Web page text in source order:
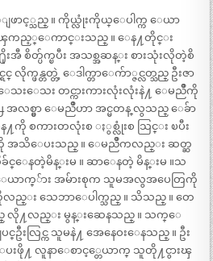
ျဖာင့္သည္ ။ ကိုယ္လုံးကိုယ္ေပါက္က ေယာ
႔ ၾကည့္ေကာင္းသည္ ။ ေန႔တိုင္း
အီ စိတ္ပ်က္ၿပီး အသစ္အဆန္း စားသုံးလိုတဲ့စိ
လိုက္ဖန္တတ္တဲ့ ေဒါက္တာေက်ာ္ဇင္လတ္သည္ ဦးဇာ
သးေသး တင္ကားကားလုံးလုံးနဲ႔ ေမညိဳကို
႕ အလစ္မွာ ေမညိဳဟာ အင္မတန္ လွသည္ ေခ်ာ
ကို စကားတလုံးစ ႏွစ္လုံးစ သြင္း ၿပီး
အသိေပးသည္ ။ ေမညိဳကလည္း ဆတ္ဆ
င္ေနတဲ့မိန္းမ ။ ဆာေနတဲ့ မိန္းမ ။သ
ယာက္်ား အမ်ားစုက သူမအလွအပေတြကို
ည္း သေဘာေပါက္သည္ ။ သိသည္ ။ တေ
ည္ လို႔လည္း မွန္းဆေနသည္ ။ သက္ေ
ပင္ဦးလြင္က သူမနဲ႔ အေနေဝးေနသည္ ။ ဦး
ဖို႔ လူနာေစာင့္တေယာက္ သူတို႔ငွားၾ